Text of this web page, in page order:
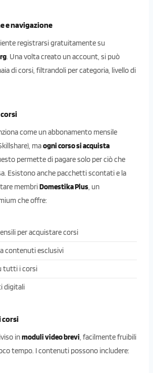
e navigazione
registrarsi gratuitamente su
. Una volta creato un account, si può
di corsi, filtrandoli per categoria, livello di
come un abbonamento mensile
maogni corso si acquista
permette di pagare solo per ciò che
Esistono anche pacchetti scontati e la
membriDomestika Plus, un
che offre:
per acquistare corsi
contenuti esclusivi
tutti i corsi
digitali
corsi
inmoduli video brevi, facilmente fruibili
tempo. I contenuti possono includere: